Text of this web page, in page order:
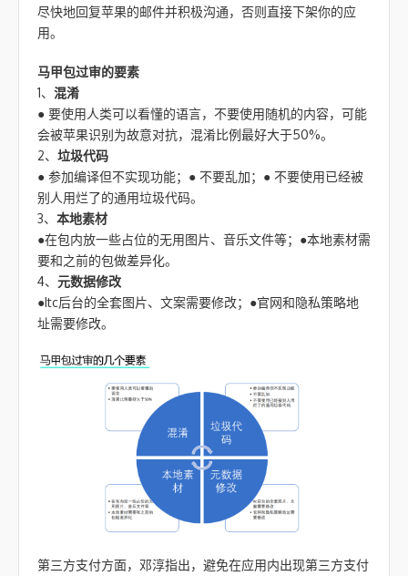
尽快地回复苹果的邮件并积极沟通，否则直接下架你的应
用。
马甲包过审的要素
1、 混淆
● 要使用人类可以看懂的语言，不要使用随机的内容，可能
会被苹果识别为故意对抗，混淆比例最好大于50%。
2、 垃圾代码
● 参加编译但不实现功能；● 不要乱加；● 不要使用已经被
别人用烂了的通用垃圾代码。
3、 本地素材
●在包内放一些占位的无用图片、音乐文件等；●本地素材需
要和之前的包做差异化。
4、 元数据修改
●Itc后台的全套图片、文案需要修改；●官网和隐私策略地
址需要修改。
第三方支付方面，邓淳指出，避免在应用内出现第三方支付